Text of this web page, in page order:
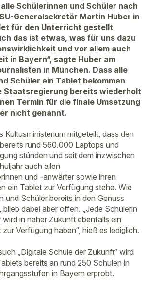
Schülerinnen und Schüler nach
Generalsekretär Martin Huber in
für den Unterricht gestellt
das ist etwas, was für uns dazu
und vor allem auch
in Bayern“, sagte Huber am
in München. Dass alle
Schüler ein Tablet bekommen
Staatsregierung bereits wiederholt
Termin für die finale Umsetzung
nicht genannt.
Kultusministerium mitgeteilt, dass den
rund 560.000 Laptops und
stünden und seit dem inzwischen
auch allen
und -anwärter sowie ihren
ein Tablet zur Verfügung stehe. Wie
und Schüler bereits in den Genuss
blieb dabei aber offen. „Jede Schülerin
wird in naher Zukunft ebenfalls ein
Verfügung haben“, hieß es lediglich.
„Digitale Schule der Zukunft“ wird
bereits an rund 250 Schulen in
in Bayern erprobt.